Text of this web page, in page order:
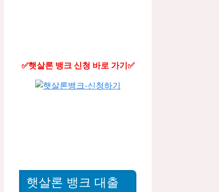
✅햇살론 뱅크 신청 바로 가기✅
햇살론 뱅크 대출